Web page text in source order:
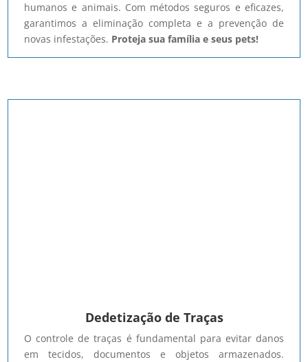
humanos e animais. Com métodos seguros e eficazes,
garantimos a eliminação completa e a prevenção de
novas infestações. Proteja sua família e seus pets!
Dedetização de Traças
O controle de traças é fundamental para evitar danos
em tecidos, documentos e objetos armazenados.